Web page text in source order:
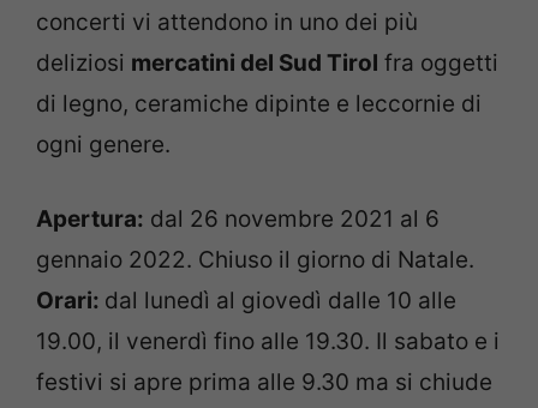
concerti vi attendono in uno dei più
deliziosi mercatini del Sud Tirol fra oggetti
di legno, ceramiche dipinte e leccornie di
ogni genere.
Apertura: dal 26 novembre 2021 al 6
gennaio 2022. Chiuso il giorno di Natale.
Orari: dal lunedì al giovedì dalle 10 alle
19.00, il venerdì fino alle 19.30. Il sabato e i
festivi si apre prima alle 9.30 ma si chiude